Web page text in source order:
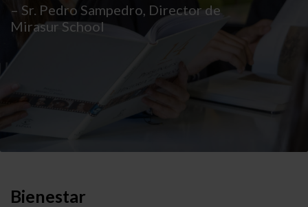
– Sr. Pedro Sampedro, Director de
Mirasur School
Bienestar